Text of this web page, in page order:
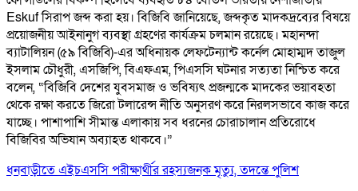
Eskuf সিরাপ জব্দ করা হয়। বিজিবি জানিয়েছে, জব্দকৃত মাদকদ্রব্যের বিষয়ে
প্রয়োজনীয় আইনানুগ ব্যবস্থা গ্রহণের কার্যক্রম চলমান রয়েছে। মহানন্দা
ব্যাটালিয়ন (৫৯ বিজিবি)-এর অধিনায়ক লেফটেন্যান্ট কর্নেল মোহাম্মদ তাজুল
ইসলাম চৌধুরী, এসজিপি, বিএফএম, পিএসসি ঘটনার সত্যতা নিশ্চিত করে
বলেন, “বিজিবি দেশের যুবসমাজ ও ভবিষ্যৎ প্রজন্মকে মাদকের ভয়াবহতা
থেকে রক্ষা করতে জিরো টলারেন্স নীতি অনুসরণ করে নিরলসভাবে কাজ করে
যাচ্ছে। পাশাপাশি সীমান্ত এলাকায় সব ধরনের চোরাচালান প্রতিরোধে
বিজিবির অভিযান অব্যাহত থাকবে।”
ধনবাড়ীতে এইচএসসি পরীক্ষার্থীর রহস্যজনক মৃত্যু, তদন্তে পুলিশ